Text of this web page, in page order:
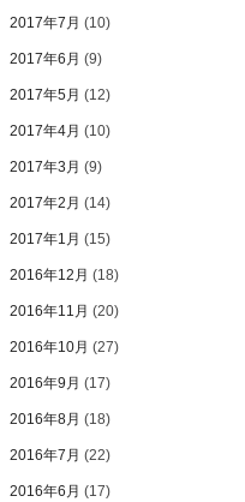
2017年7月 (10)
2017年6月 (9)
2017年5月 (12)
2017年4月 (10)
2017年3月 (9)
2017年2月 (14)
2017年1月 (15)
2016年12月 (18)
2016年11月 (20)
2016年10月 (27)
2016年9月 (17)
2016年8月 (18)
2016年7月 (22)
2016年6月 (17)